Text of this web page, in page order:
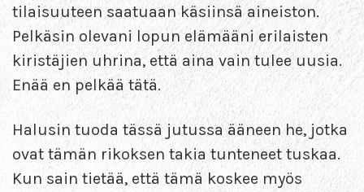
tilaisuuteen saatuaan käsiinsä aineiston.
Pelkäsin olevani lopun elämääni erilaisten
kiristäjien uhrina, että aina vain tulee uusia.
Enää en pelkää tätä.
Halusin tuoda tässä jutussa ääneen he, jotka
ovat tämän rikoksen takia tunteneet tuskaa.
Kun sain tietää, että tämä koskee myös